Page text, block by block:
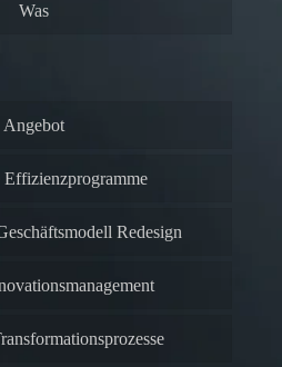
Was
Angebot
Effizienzprogramme
Redesign